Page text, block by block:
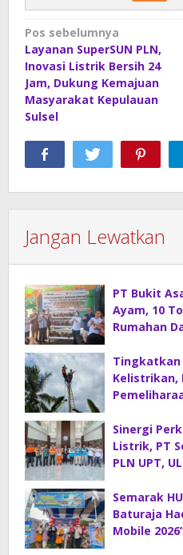
Navigasi
pos
Pos sebelumnya
Layanan SuperSUN PLN,
Inovasi Listrik Bersih 24
Jam, Dukung Kemajuan
Masyarakat Kepulauan
Sulsel
Jangan Lewatkan
PT Bukit
Ayam, 10
Rumahan
Tingkatkan
Kelistrikan,
Sinergi
Listrik, PT
PLN UPT,
Semarak
Baturaja
Mobile